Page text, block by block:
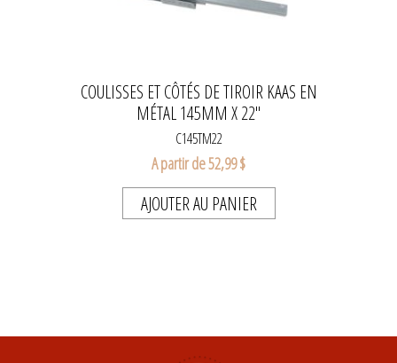
COULISSES ET CÔTÉS DE TIROIR KAAS EN
MÉTAL 145MM X 22''
C145TM22
A partir de 52,99 $
AJOUTER AU PANIER